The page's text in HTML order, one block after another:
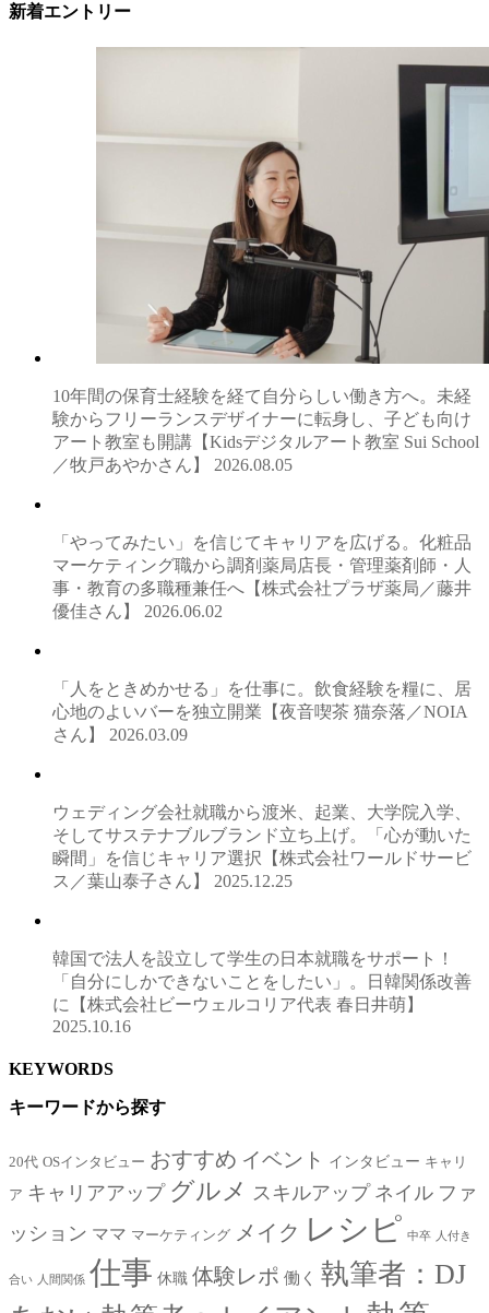
新着エントリー
10年間の保育士経験を経て自分らしい働き方へ。未経
験からフリーランスデザイナーに転身し、子ども向け
アート教室も開講【Kidsデジタルアート教室 Sui School
／牧戸あやかさん】 2026.08.05
「やってみたい」を信じてキャリアを広げる。化粧品
マーケティング職から調剤薬局店長・管理薬剤師・人
事・教育の多職種兼任へ【株式会社プラザ薬局／藤井
優佳さん】 2026.06.02
「人をときめかせる」を仕事に。飲食経験を糧に、居
心地のよいバーを独立開業【夜音喫茶 猫奈落／NOIA
さん】 2026.03.09
ウェディング会社就職から渡米、起業、大学院入学、
そしてサステナブルブランド立ち上げ。「心が動いた
瞬間」を信じキャリア選択【株式会社ワールドサービ
ス／葉山泰子さん】 2025.12.25
韓国で法人を設立して学生の日本就職をサポート！
「自分にしかできないことをしたい」。日韓関係改善
に【株式会社ビーウェルコリア代表 春日井萌】
2025.10.16
KEYWORDS
キーワードから探す
20代 OSインタビュー おすすめ イベント インタビュー キャリ
ア キャリアアップ グルメ スキルアップ ネイル ファ
ッション ママ マーケティング メイク レシピ 中卒 人付き
合い 人間関係 仕事 休職 体験レポ 働く 執筆者：DJ